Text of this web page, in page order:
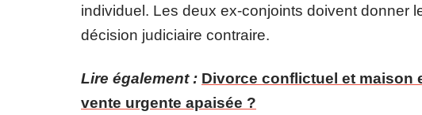
individuel. Les deux ex-conjoints doivent donner
décision judiciaire contraire.
Lire également : Divorce conflictuel et maison
vente urgente apaisée ?